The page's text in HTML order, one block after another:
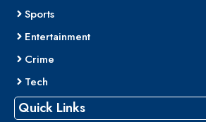
Sports
Entertainment
Crime
Tech
Quick Links